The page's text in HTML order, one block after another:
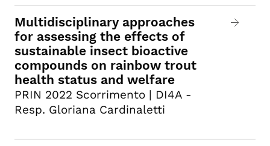
Multidisciplinary approaches
for assessing the effects of
sustainable insect bioactive
compounds on rainbow trout
health status and welfare
PRIN 2022 Scorrimento | DI4A -
Resp. Gloriana Cardinaletti